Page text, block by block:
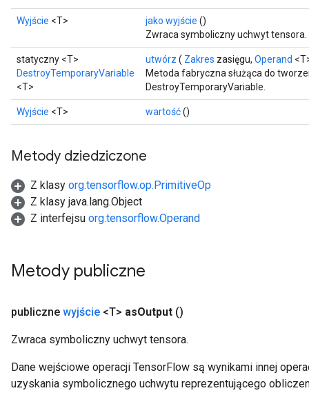
Wyjście <T> jako wyjście ()
Zwraca symboliczny uchwyt tensora.
statyczny <T>
DestroyTemporaryVariable
<T>
utwórz ( Zakres zasięgu, Operand
Metoda fabryczna służąca do
DestroyTemporaryVariable.
Wyjście <T> wartość()
Metody dziedziczone
Z klasy org.tensorflow.op.PrimitiveOp
Z klasy java.lang.Object
Z interfejsu org.tensorflow.Operand
Metody publiczne
publiczne wyjście <T> asOutput ()
Zwraca symboliczny uchwyt tensora.
Dane wejściowe operacji TensorFlow są wynikami innej
uzyskania symbolicznego uchwytu reprezentującego